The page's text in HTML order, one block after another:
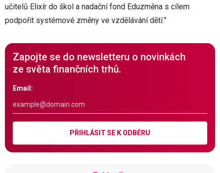
učitelů Elixír do škol a nadační fond Eduzměna s cílem
podpořit systémové změny ve vzdělávání dětí.”
Zapojte se do newsletteru o novinkách
ze světa finančních trhů.
Email:
PŘIHLÁSIT SE K ODBĚRU